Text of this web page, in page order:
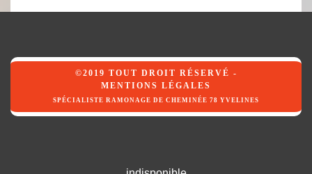
©2019 TOUT DROIT RÉSERVÉ -
MENTIONS LÉGALES
SPÉCIALISTE RAMONAGE DE CHEMINÉE 78 YVELINES